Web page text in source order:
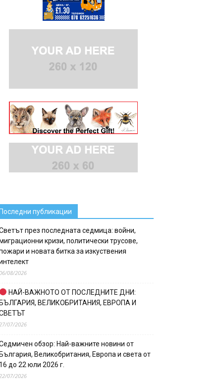
публикации
през последната седмица: войни,
кризи, политически трусове,
и новата битка за изкуствения
08/2026
НАЙ-ВАЖНОТО ОТ ПОСЛЕДНИТЕ ДНИ:
ВЕЛИКОБРИТАНИЯ, ЕВРОПА И
07/2026
обзор: Най-важните новини от
Великобритания, Европа и света от
до 22 юли 2026 г.
07/2026